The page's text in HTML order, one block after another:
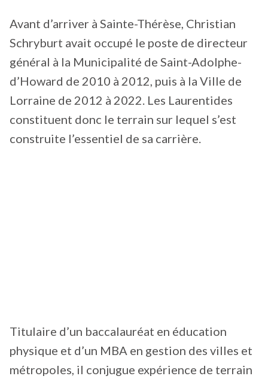
Avant d’arriver à Sainte-Thérèse, Christian
Schryburt avait occupé le poste de directeur
général à la Municipalité de Saint-Adolphe-
d’Howard de 2010 à 2012, puis à la Ville de
Lorraine de 2012 à 2022. Les Laurentides
constituent donc le terrain sur lequel s’est
construite l’essentiel de sa carrière.
Titulaire d’un baccalauréat en éducation
physique et d’un MBA en gestion des villes et
métropoles, il conjugue expérience de terrain